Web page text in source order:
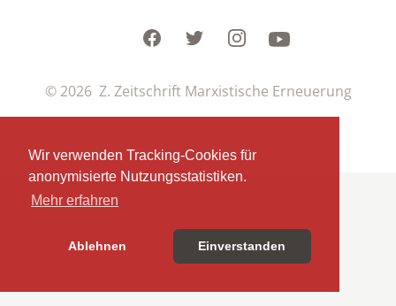
Wir verwenden Tracking-Cookies für
anonymisierte Nutzungsstatistiken.
Mehr erfahren
Ablehnen Einverstanden
FacebookTwitterInstagramYoutube
© 2026 Z. Zeitschrift Marxistische Erneuerung